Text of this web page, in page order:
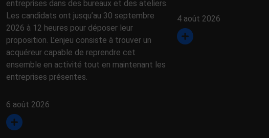
entreprises dans des bureaux et des ateliers.
Les candidats ont jusqu’au 30 septembre
2026 à 12 heures pour déposer leur
proposition. L’enjeu consiste à trouver un
acquéreur capable de reprendre cet
ensemble en activité tout en maintenant les
entreprises présentes.
6 août 2026
4 août 2026